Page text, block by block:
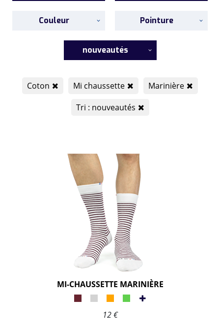
Couleur Pointure
nouveautés
Coton Mi chaussette
Marinière
Tri : nouveautés
MI-CHAUSSETTE MARINIÈRE
12 €